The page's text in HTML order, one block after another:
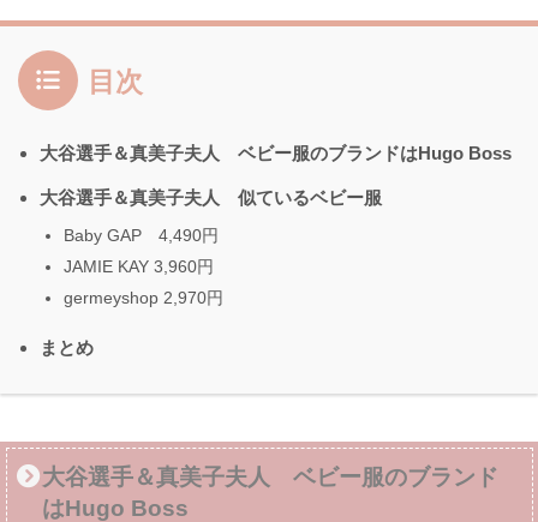
目次
大谷選手＆真美子夫人 ベビー服のブランドはHugo Boss
大谷選手＆真美子夫人 似ているベビー服
Baby GAP 4,490円
JAMIE KAY 3,960円
germeyshop 2,970円
まとめ
大谷選手＆真美子夫人 ベビー服のブランド
はHugo Boss